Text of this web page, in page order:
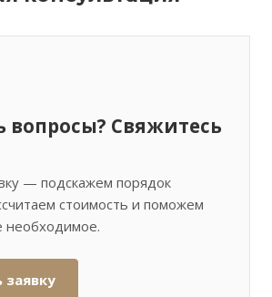
вопросы? Свяжитесь
— подскажем порядок
стоимость и поможем
необходимое.
заявку